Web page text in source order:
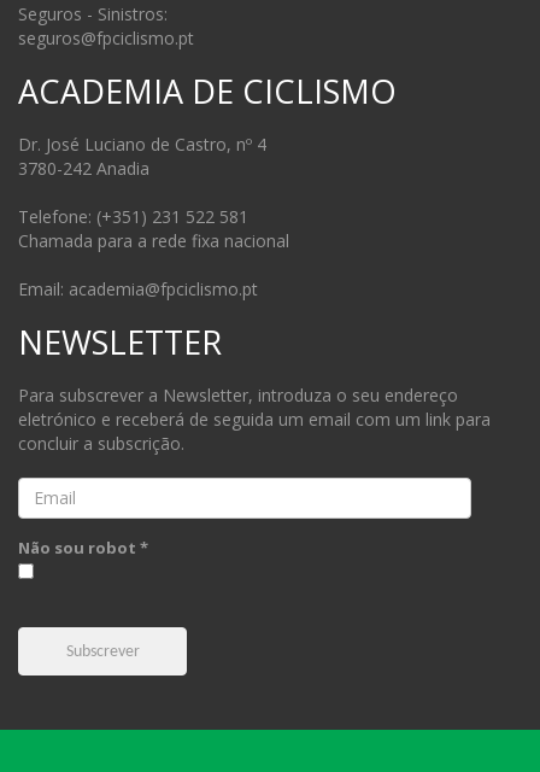
Seguros - Sinistros:
seguros@fpciclismo.pt
ACADEMIA DE CICLISMO
Dr. José Luciano de Castro, nº 4
3780-242 Anadia
Telefone: (+351) 231 522 581
Chamada para a rede fixa nacional
Email: academia@fpciclismo.pt
NEWSLETTER
Para subscrever a Newsletter, introduza o seu endereço
eletrónico e receberá de seguida um email com um link para
concluir a subscrição.
Email
Não sou robot *
Subscrever